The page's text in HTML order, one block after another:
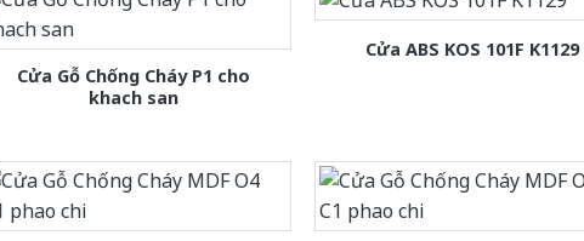
Cửa Gỗ Chống Cháy P1 cho
khach san
Cửa ABS KOS 101F K1129